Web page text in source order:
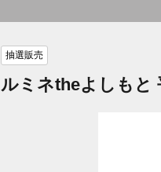
抽選販売
ルミネtheよしもと